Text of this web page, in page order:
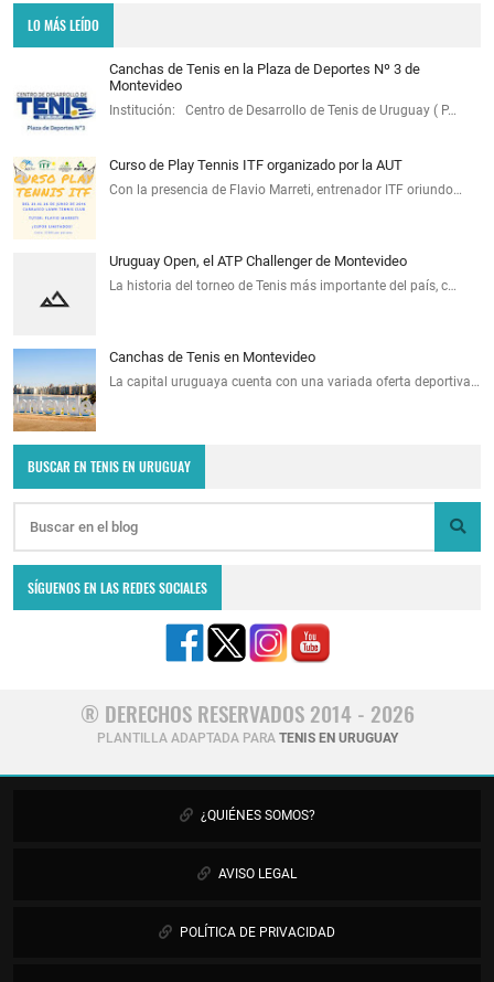
LO MÁS LEÍDO
Canchas de Tenis en la Plaza de Deportes Nº 3 de
Montevideo
Institución: Centro de Desarrollo de Tenis de Uruguay ( P…
Curso de Play Tennis ITF organizado por la AUT
Con la presencia de Flavio Marreti, entrenador ITF oriundo…
Uruguay Open, el ATP Challenger de Montevideo
La historia del torneo de Tenis más importante del país, c…
Canchas de Tenis en Montevideo
La capital uruguaya cuenta con una variada oferta deportiva…
BUSCAR EN TENIS EN URUGUAY
SÍGUENOS EN LAS REDES SOCIALES
® DERECHOS RESERVADOS 2014 - 2026
PLANTILLA ADAPTADA PARA TENIS EN URUGUAY
¿QUIÉNES SOMOS?
AVISO LEGAL
POLÍTICA DE PRIVACIDAD